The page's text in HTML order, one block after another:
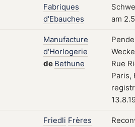
Fabriques
d'Ebauches
am
Manufacture
d'Horlogerie
de Bethune
Rue
Paris,
Friedli Frères